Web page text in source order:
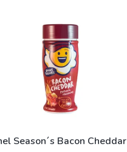
Season´s Bacon Cheddar